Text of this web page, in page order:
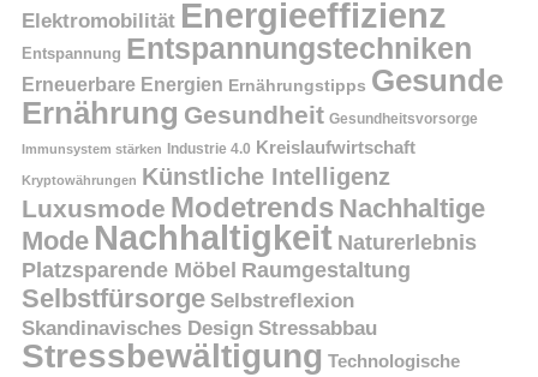
Elektromobilität Energieeffizienz
Entspannung Entspannungstechniken
Erneuerbare Energien Ernährungstipps Gesunde
Ernährung Gesundheit Gesundheitsvorsorge
Immunsystem stärken Industrie 4.0 Kreislaufwirtschaft
Kryptowährungen Künstliche Intelligenz
Luxusmode Modetrends Nachhaltige
Mode Nachhaltigkeit Naturerlebnis
Platzsparende Möbel Raumgestaltung
Selbstfürsorge Selbstreflexion
Skandinavisches Design Stressabbau
Stressbewältigung Technologische